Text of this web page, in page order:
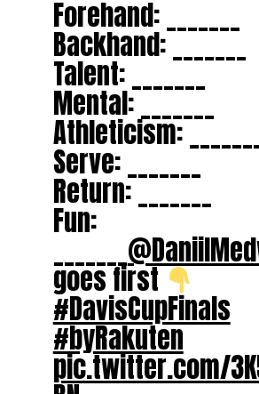
Forehand: _______
Backhand: _______
Talent: _______
Mental: _______
Athleticism: _______
Serve: _______
Return: _______
Fun:
goes first
#DavisCupFinals
#byRakuten
pic.twitter.com/